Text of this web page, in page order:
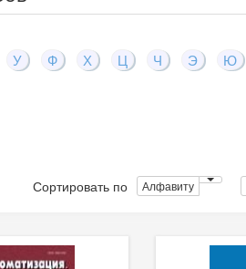
У Ф Х Ц Ч Э Ю
Сортировать по Алфавиту